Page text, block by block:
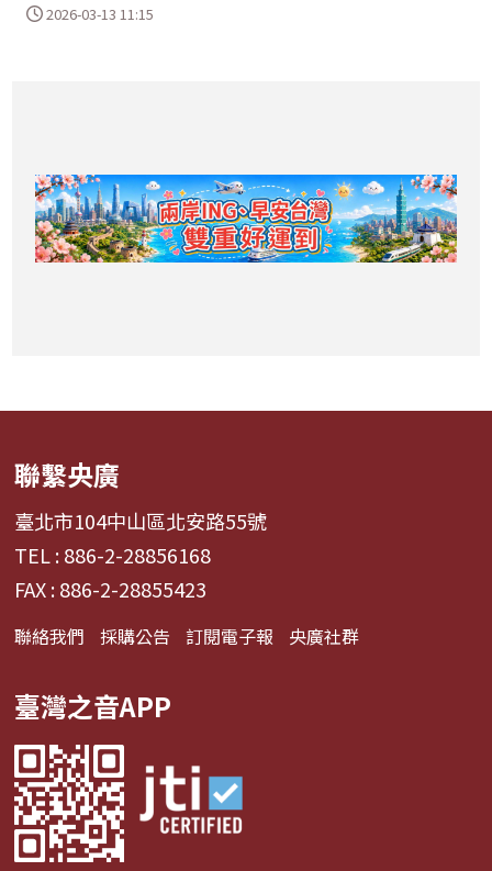
2026-03-13 11:15
聯繫央廣
臺北市104中山區北安路55號
TEL : 886-2-28856168
FAX : 886-2-28855423
聯絡我們 採購公告 訂閱電子報 央廣社群
臺灣之音APP